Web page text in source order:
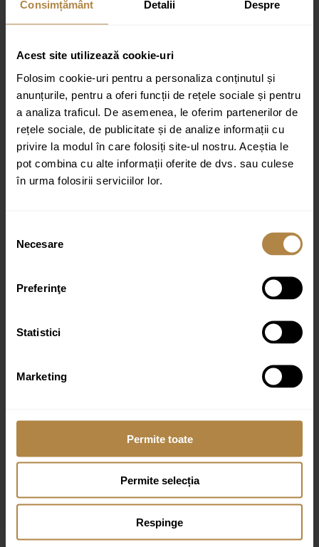
Consimțământ Detalii Despre
Acest site utilizează cookie-uri
Folosim cookie-uri pentru a personaliza conținutul și
anunțurile, pentru a oferi funcții de rețele sociale și pentru
a analiza traficul. De asemenea, le oferim partenerilor de
rețele sociale, de publicitate și de analize informații cu
privire la modul în care folosiți site-ul nostru. Aceștia le
pot combina cu alte informații oferite de dvs. sau culese
în urma folosirii serviciilor lor.
consimțământului
Necesare
Preferinţe
Statistici
Marketing
Permite toate
Permite selecția
Respinge
Recenzii
Nu există recenzii până acum.
Fii primul care scrii o recenzie pentru „Baterie de bucătărie cu pipă
flexibilă și 2 tipuri de jet Invena DALIS neagră”
Adresa ta de email nu va fi publicată.
Câmpurile obligatorii sunt
marcate cu
Evaluarea ta
Recenzia ta
Nume*
Baterie pentru lavoar cu senzor Invena Smart flow, Negru